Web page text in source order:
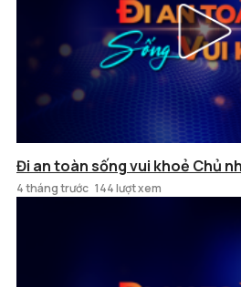
Đi an toàn sống vui khoẻ Chủ
4 tháng trước 144 lượt xem